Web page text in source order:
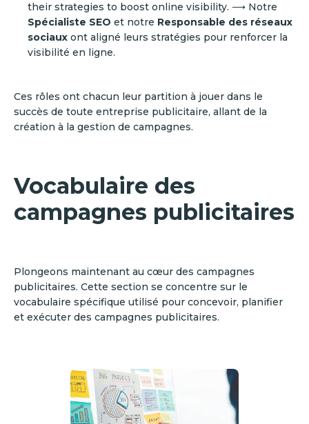
their strategies to boost online visibility. ⟶ Notre
Spécialiste SEO et notre Responsable des réseaux
sociaux ont aligné leurs stratégies pour renforcer la
visibilité en ligne.
Ces rôles ont chacun leur partition à jouer dans le
succès de toute entreprise publicitaire, allant de la
création à la gestion de campagnes.
Vocabulaire des
campagnes publicitaires
Plongeons maintenant au cœur des campagnes
publicitaires. Cette section se concentre sur le
vocabulaire spécifique utilisé pour concevoir, planifier
et exécuter des campagnes publicitaires.